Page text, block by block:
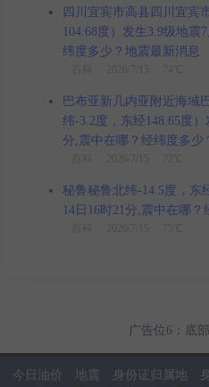
四川宜宾市高县四川宜宾
104.68度）发生3.9级地震
纬度多少？地震最新消息
巴布亚新几内亚附近海域
纬-3.2度，东经148.65度
分,震中在哪？经纬度多少
秘鲁秘鲁北纬-14.5度，东
14日16时21分,震中在哪
广告位6：底
今日油价 地震 身份证归属地